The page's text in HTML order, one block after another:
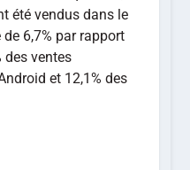
été vendus dans le
6,7% par rapport
des ventes
et 12,1% des